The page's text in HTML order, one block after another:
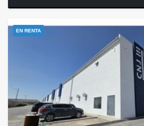
EN RENTA